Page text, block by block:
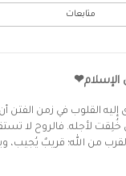
متابعات
الإسلام❤
القلوب في زمن الفتن أن
خُلِقت لأجله. فالروح لا
من الله؛ قريبٌ يُجيب،